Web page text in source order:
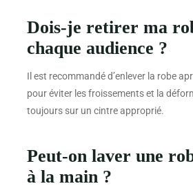
Dois-je retirer ma
chaque audience ?
Il est recommandé d’enlever la robe
pour éviter les froissements et la
toujours sur un cintre approprié.
Peut-on laver une
à la main ?